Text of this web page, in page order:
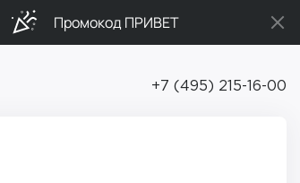
Промокод ПРИВЕТ
+7 (495) 215-16-00